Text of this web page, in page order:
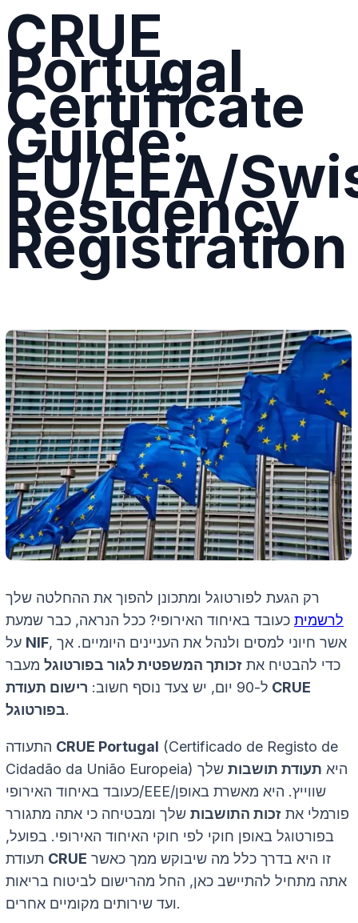
CRUE
Portugal
Certificate
Guide:
EU/EEA/
Residency
Registration
רק הגעת לפורטוגל ומתכונן להפוך את ההחלטה שלך
לרשמית כעובד באיחוד האירופי? ככל הנראה, כבר שמעת
NIF, אשר חיוני למסים ולנהל את העניינים היומיים. אך
כדי להבטיח את זכותך המשפטית לגור בפורטוגל מעבר
ל-90 יום, יש צעד נוסף חשוב:
רישום תעודת CRUE
בפורטוגל.
CRUE Portugal (Certificado de Registo de
Cidadão da União Europeia) היא תעודת תושבות שלך
כעובד באיחוד האירופי/EEE/שווייץ. היא מאשרת באופן
פורמלי את זכות התושבות שלך ומבטיחה כי אתה מתגורר
בפורטוגל באופן חוקי לפי חוקי האיחוד האירופי. בפועל,
CRUE
אתה מתחיל להתיישב כאן, החל מהרישום לביטוח בריאות
ועד שירותים מקומיים אחרים.